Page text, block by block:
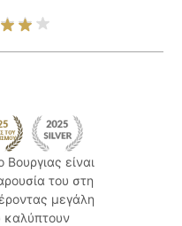
είναι
του στη
μεγάλη
καλύπτουν